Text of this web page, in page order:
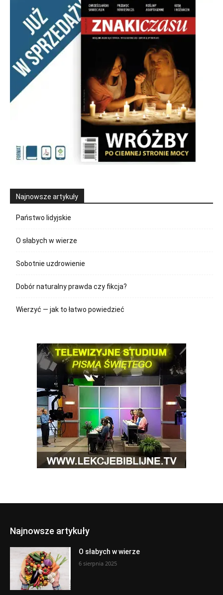
Najnowsze artykuły
Państwo lidyjskie
O słabych w wierze
Sobotnie uzdrowienie
Dobór naturalny prawda czy fikcja?
Wierzyć — jak to łatwo powiedzieć
Najnowsze artykuły
O słabych w wierze
6 sierpnia 2025